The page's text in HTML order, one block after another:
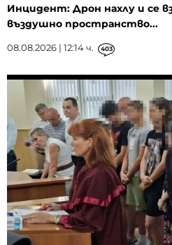
Инцидент: Дрон нахлу и се
въздушно пространство...
08.08.2026 | 12:14 ч. 403